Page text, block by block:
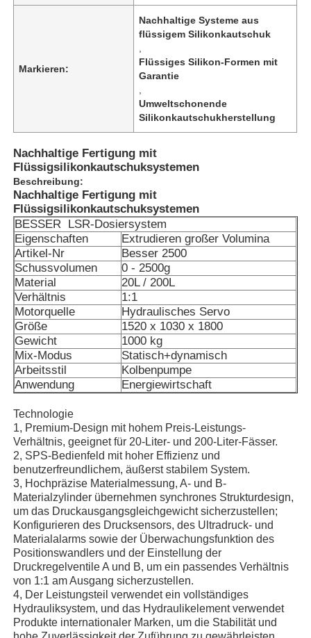
Startseite
Produkte
Über uns
Markieren:
Nachhaltige Systeme aus
flüssigem Silikonkautschuk
Flüssiges Silikon-Formen mit
Garantie
Umweltschonende
Silikonkautschukherstellung
Nachhaltige Fertigung mit
Flüssigsilikonkautschuksystemen
Beschreibung:
Nachhaltige Fertigung mit
Flüssigsilikonkautschuksystemen
BESSER
LSR-Dosiersystem
Eigenschaften
Extrudieren großer Volumina
Artikel-Nr
Besser 2500
Schussvolumen
0 - 2500g
Material
20L / 200L
Verhältnis
1:1
Motorquelle
Hydraulisches Servo
Größe
1520 x 1030 x 1800
Gewicht
1000 kg
Mix-Modus
Statisch+dynamisch
Arbeitsstil
Kolbenpumpe
Anwendung
Energiewirtschaft
Technologie
1, Premium-Design mit hohem Preis-Leistungs-
Verhältnis, geeignet für 20-Liter- und 200-Liter-Fässer.
2, SPS-Bedienfeld mit hoher Effizienz und
benutzerfreundlichem, äußerst stabilem System.
3, Hochpräzise Materialmessung, A- und B-
Materialzylinder übernehmen synchrones Strukturdesign,
um das Druckausgangsgleichgewicht sicherzustellen;
Konfigurieren des Drucksensors, des Ultradruck- und
Materialalarms sowie der Überwachungsfunktion des
Positionswandlers und der Einstellung der
Druckregelventile A und B, um ein passendes Verhältnis
von 1:1 am Ausgang sicherzustellen.
4, Der Leistungsteil verwendet ein vollständiges
Hydrauliksystem, und das Hydraulikelement verwendet
Produkte internationaler Marken, um die Stabilität und